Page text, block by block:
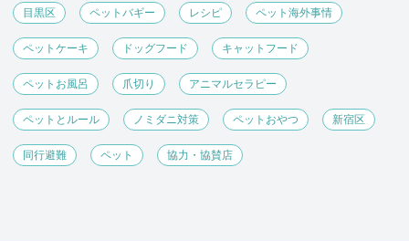
目黒区 ペットバギー レシピ ペット海外事情
ペットケーキ ドッグフード キャットフード
ペットお風呂 爪切り アニマルセラピー
ペットとルール ノミダニ対策 ペットおやつ 新宿区
同行避難 ペット 協力・協賛店